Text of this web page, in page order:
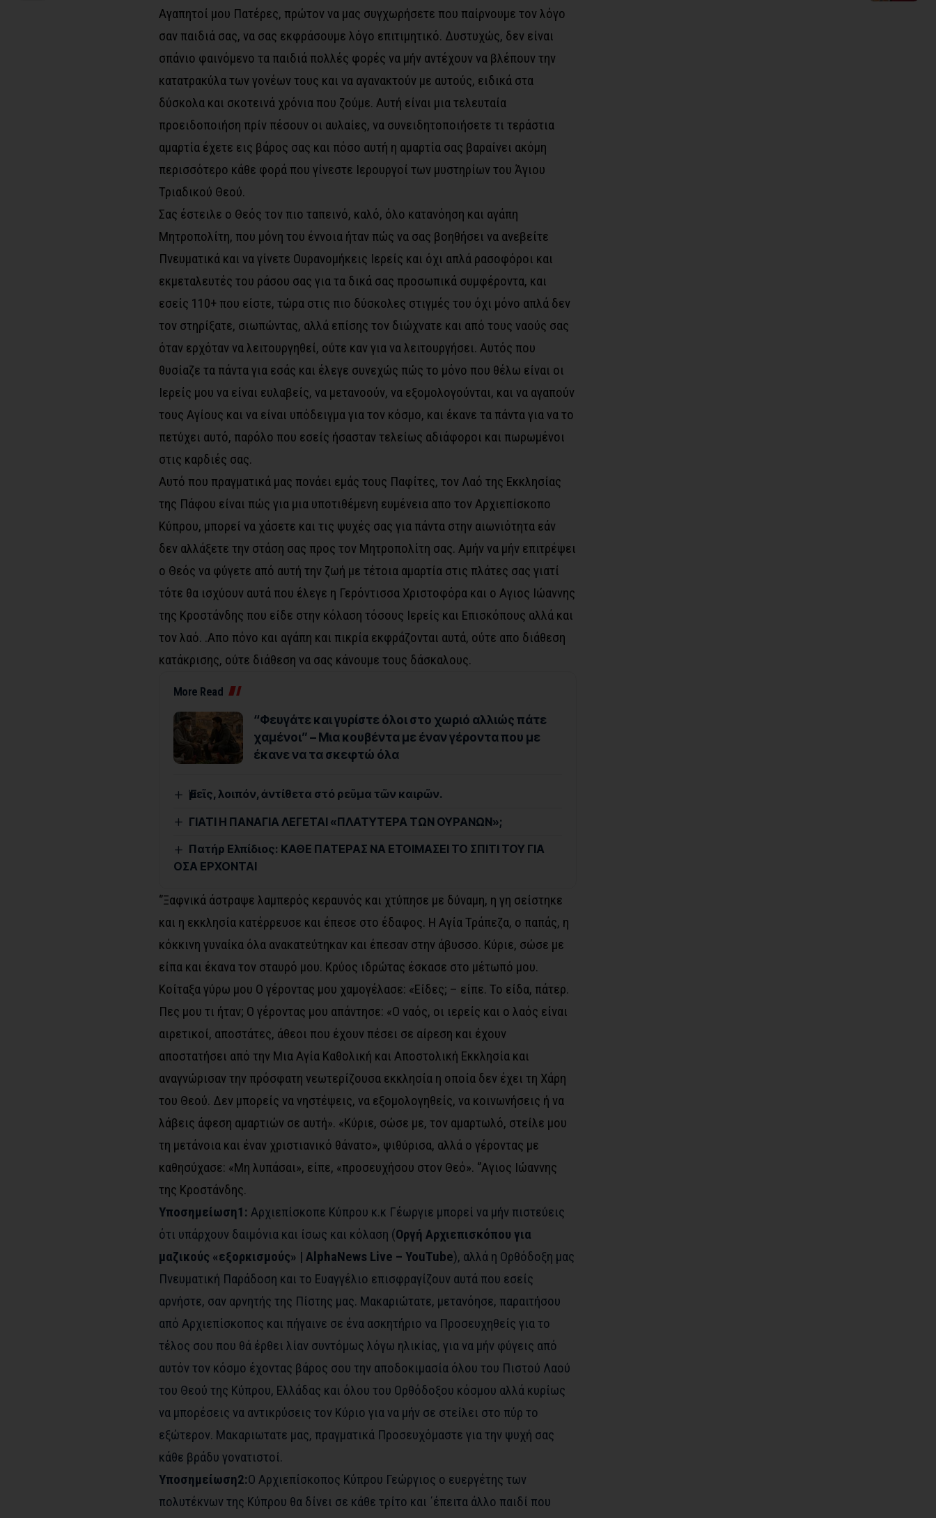
Αγαπητοί μου Πατέρες, πρώτον να μας συγχωρήσετε που παίρνουμε τον λόγο
σαν παιδιά σας, να σας εκφράσουμε λόγο επιτιμητικό. Δυστυχώς, δεν είναι
σπάνιο φαινόμενο τα παιδιά πολλές φορές να μήν αντέχουν να βλέπουν την
κατατρακύλα των γονέων τους και να αγανακτούν με αυτούς, ειδικά στα
δύσκολα και σκοτεινά χρόνια που ζούμε. Αυτή είναι μια τελευταία
προειδοποιήση πρίν πέσουν οι αυλαίες, να συνειδητοποιήσετε τι τεράστια
αμαρτία έχετε εις βάρος σας και πόσο αυτή η αμαρτία σας βαραίνει ακόμη
περισσότερο κάθε φορά που γίνεστε Ιερουργοί των μυστηρίων του Άγιου
Τριαδικού Θεού.
Σας έστειλε ο Θεός τον πιο ταπεινό, καλό, όλο κατανόηση και αγάπη
Μητροπολίτη, που μόνη του έννοια ήταν πώς να σας βοηθήσει να ανεβείτε
Πνευματικά και να γίνετε Ουρανομήκεις Ιερείς και όχι απλά ρασοφόροι και
εκμεταλευτές του ράσου σας για τα δικά σας προσωπικά συμφέροντα, και
εσείς 110+ που είστε, τώρα στις πιο δύσκολες στιγμές του όχι μόνο απλά δεν
τον στηρίξατε, σιωπώντας, αλλά επίσης τον διώχνατε και από τους ναούς σας
όταν ερχόταν να λειτουργηθεί, ούτε καν για να λειτουργήσει. Αυτός που
θυσίαζε τα πάντα για εσάς και έλεγε συνεχώς πώς το μόνο που θέλω είναι οι
Ιερείς μου να είναι ευλαβείς, να μετανοούν, να εξομολογούνται, και να αγαπούν
τους Αγίους και να είναι υπόδειγμα για τον κόσμο, και έκανε τα πάντα για να το
πετύχει αυτό, παρόλο που εσείς ήσασταν τελείως αδιάφοροι και πωρωμένοι
στις καρδιές σας.
Αυτό που πραγματικά μας πονάει εμάς τους Παφίτες, τον Λαό της Εκκλησίας
της Πάφου είναι πώς για μια υποτιθέμενη ευμένεια απο τον Αρχιεπίσκοπο
Κύπρου, μπορεί να χάσετε και τις ψυχές σας για πάντα στην αιωνιότητα εάν
δεν αλλάξετε την στάση σας προς τον Μητροπολίτη σας. Αμήν να μήν επιτρέψει
ο Θεός να φύγετε από αυτή την ζωή με τέτοια αμαρτία στις πλάτες σας γιατί
τότε θα ισχύουν αυτά που έλεγε η Γερόντισσα Χριστοφόρα και ο Αγιος Ιώαννης
της Κροστάνδης που είδε στην κόλαση τόσους Ιερείς και Επισκόπους αλλά και
τον λαό. .Απο πόνο και αγάπη και πικρία εκφράζονται αυτά, ούτε απο διάθεση
κατάκρισης, ούτε διάθεση να σας κάνουμε τους δάσκαλους.
More Read
“Φευγάτε και γυρίστε όλοι στο χωριό αλλιώς πάτε
χαμένοι” – Μια κουβέντα με έναν γέροντα που με
έκανε να τα σκεφτώ όλα
Ἐμεῖς, λοιπόν, ἀντίθετα στό ρεῦμα τῶν καιρῶν.
ΓΙΑΤΙ Η ΠΑΝΑΓΙΑ ΛΕΓΕΤΑΙ «ΠΛΑΤΥΤΕΡΑ ΤΩΝ ΟΥΡΑΝΩΝ»;
Πατήρ Ελπίδιος: ΚΑΘΕ ΠΑΤΕΡΑΣ ΝΑ ΕΤΟΙΜΑΣΕΙ ΤΟ ΣΠΙΤΙ ΤΟΥ ΓΙΑ
ΟΣΑ ΕΡΧΟΝΤΑΙ
‘’Ξαφνικά άστραψε λαμπερός κεραυνός και χτύπησε με δύναμη, η γη σείστηκε
και η εκκλησία κατέρρευσε και έπεσε στο έδαφος. Η Αγία Τράπεζα, ο παπάς, η
κόκκινη γυναίκα όλα ανακατεύτηκαν και έπεσαν στην άβυσσο. Κύριε, σώσε με
είπα και έκανα τον σταυρό μου. Κρύος ιδρώτας έσκασε στο μέτωπό μου.
Κοίταξα γύρω μου Ο γέροντας μου χαμογέλασε: «Είδες; – είπε. Το είδα, πάτερ.
Πες μου τι ήταν; Ο γέροντας μου απάντησε: «Ο ναός, οι ιερείς και ο λαός είναι
αιρετικοί, αποστάτες, άθεοι που έχουν πέσει σε αίρεση και έχουν
αποστατήσει από την Μια Αγία Καθολική και Αποστολική Εκκλησία και
αναγνώρισαν την πρόσφατη νεωτερίζουσα εκκλησία η οποία δεν έχει τη Χάρη
του Θεού. Δεν μπορείς να νηστέψεις, να εξομολογηθείς, να κοινωνήσεις ή να
λάβεις άφεση αμαρτιών σε αυτή». «Κύριε, σώσε με, τον αμαρτωλό, στείλε μου
τη μετάνοια και έναν χριστιανικό θάνατο», ψιθύρισα, αλλά ο γέροντας με
καθησύχασε: «Μη λυπάσαι», είπε, «προσευχήσου στον Θεό». ‘’Αγιος Ιώαννης
της Κροστάνδης.
Υποσημείωση1: Aρχιεπίσκοπε Kύπρου κ.κ Γέωργιε μπορεί να μήν πιστεύεις
ότι υπάρχουν δαιμόνια και ίσως και κόλαση (Οργή Αρχιεπισκόπου για
μαζικούς «εξορκισμούς» | AlphaNews Live – YouTube), αλλά η Ορθόδοξη μας
Πνευματική Παράδοση και το Ευαγγέλιο επισφραγίζουν αυτά που εσείς
αρνήστε, σαν αρνητής της Πίστης μας. Μακαριώτατε, μετανόησε, παραιτήσου
από Αρχιεπίσκοπος και πήγαινε σε ένα ασκητήριο να Προσευχηθείς για το
τέλος σου που θά έρθει λίαν συντόμως λόγω ηλικίας, για να μήν φύγεις από
αυτόν τον κόσμο έχοντας βάρος σου την αποδοκιμασία όλου του Πιστού Λαού
του Θεού της Κύπρου, Ελλάδας και όλου του Ορθόδοξου κόσμου αλλά κυρίως
να μπορέσεις να αντικρύσεις τον Κύριο για να μήν σε στείλει στο πύρ το
εξώτερον. Μακαριωτατε μας, πραγματικά Προσευχόμαστε για την ψυχή σας
κάθε βράδυ γονατιστοί.
Υποσημείωση2:Ο Αρχιεπίσκοπος Κύπρου Γεώργιος ο ευεργέτης των
πολυτέκνων της Κύπρου θα δίνει σε κάθε τρίτο και ΄έπειτα άλλο παιδί που